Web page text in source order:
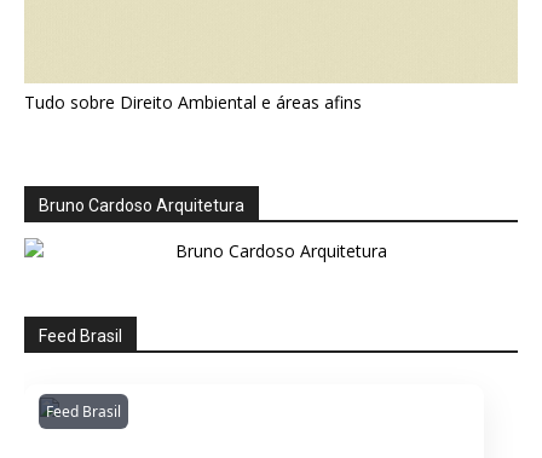
Tudo sobre Direito Ambiental e áreas afins
Bruno Cardoso Arquitetura
Feed Brasil
Feed BrasilAmazonianarede
1053